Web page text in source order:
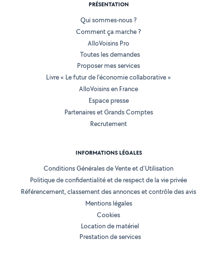
PRÉSENTATION
Qui sommes-nous ?
Comment ça marche ?
AlloVoisins Pro
Toutes les demandes
Proposer mes services
Livre « Le futur de l'économie collaborative »
AlloVoisins en France
Espace presse
Partenaires et Grands Comptes
Recrutement
INFORMATIONS LÉGALES
Conditions Générales de Vente et d'Utilisation
Politique de confidentialité et de respect de la vie privée
Référencement, classement des annonces et contrôle des avis
Mentions légales
Cookies
Location de matériel
Prestation de services